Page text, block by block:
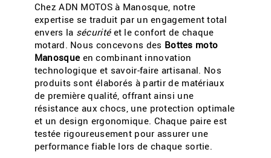
Chez ADN MOTOS à Manosque, notre
expertise se traduit par un engagement total
envers la sécuritéet le confort de chaque
motard. Nous concevons des Bottes moto
Manosque en combinant innovation
technologique et savoir-faire artisanal. Nos
produits sont élaborés à partir de matériaux
de première qualité, offrant ainsi une
résistance aux chocs, une protection optimale
et un design ergonomique. Chaque paire est
testée rigoureusement pour assurer une
performance fiable lors de chaque sortie.